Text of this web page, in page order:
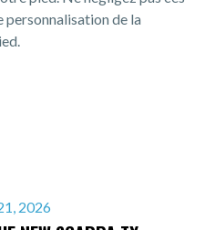
personnalisation de la
2026